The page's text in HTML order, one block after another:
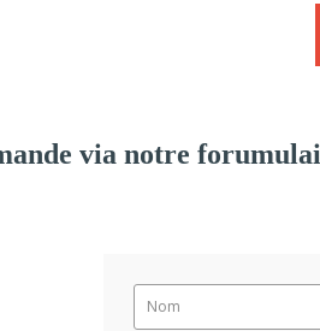
via notre